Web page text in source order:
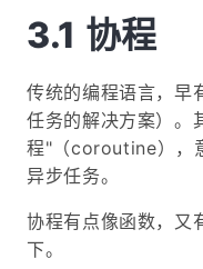
协程
传统的编程语言，早
任务的解决方案）。
程"（coroutine），
异步任务。
协程有点像函数，又
下。